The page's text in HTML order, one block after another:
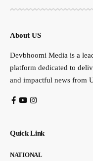
About US
Devbhoomi Media is a
platform dedicated to
and impactful news from
Quick Link
NATIONAL